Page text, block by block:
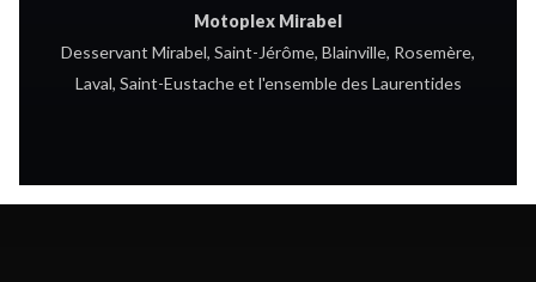
Motoplex Mirabel
Desservant Mirabel, Saint-Jérôme, Blainville, Rosemère,
Laval, Saint-Eustache et l'ensemble des Laurentides